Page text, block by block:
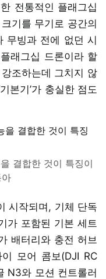
전통적인 플래그십
기를 무기로 공간의
무빙과 전에 없던 시
래그십 드론이라 할
조하는데 그치지 않
본기’가 충실한 점도
결합한 것이 특징이
시작되며, 기체 단독
가 포함된 기본 세트
배터리와 충전 허브
모어 콤보(DJI RC
N3와 모션 컨트롤러